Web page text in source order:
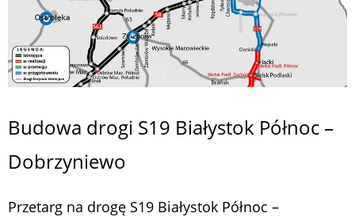
Budowa drogi S19 Białystok Północ –
Dobrzyniewo
Przetarg na drogę S19 Białystok Północ –